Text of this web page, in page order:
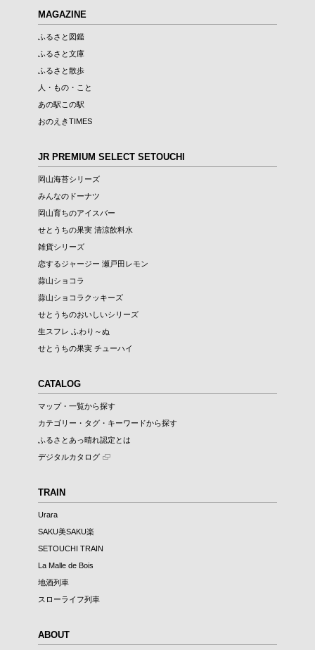
MAGAZINE
ふるさと図鑑
ふるさと文庫
ふるさと散歩
人・もの・こと
あの駅この駅
おのえきTIMES
JR PREMIUM SELECT SETOUCHI
岡山海苔シリーズ
みんなのドーナツ
岡山育ちのアイスバー
せとうちの果実 清涼飲料水
雑貨シリーズ
恋するジャージー 瀬戸田レモン
蒜山ショコラ
蒜山ショコラクッキーズ
せとうちのおいしいシリーズ
生スフレ ふわり～ぬ
せとうちの果実 チューハイ
CATALOG
マップ・一覧から探す
カテゴリー・タグ・キーワードから探す
ふるさとあっ晴れ認定とは
デジタルカタログ
TRAIN
Urara
SAKU美SAKU楽
SETOUCHI TRAIN
La Malle de Bois
地酒列車
スローライフ列車
ABOUT